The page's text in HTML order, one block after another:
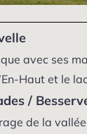
avec ses
Haut et le
/
de la